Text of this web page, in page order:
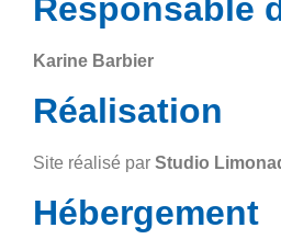
Responsable
Karine Barbier
Réalisation
Site réalisé par Studio
Hébergement